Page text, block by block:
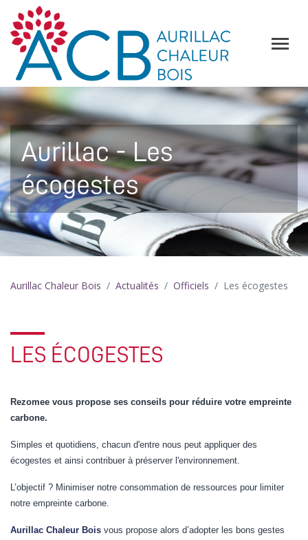
Aurillac - Les
écogestes
Aurillac Chaleur Bois Actualités Officiels Les écogestes
LES ÉCOGESTES
Rezomee vous propose ses conseils pour réduire votre empreinte
carbone.
Simples et quotidiens, chacun d'entre nous peut appliquer des
écogestes et ainsi contribuer à préserver l'environnement.
L’objectif ? Minimiser notre consommation de ressources pour limiter
notre empreinte carbone.
Aurillac Chaleur Bois vous propose alors d’adopter les bons gestes